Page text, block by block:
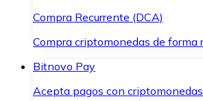
Compra Recurrente (DCA)
Compra criptomonedas de forma
Bitnovo Pay
Acepta pagos con